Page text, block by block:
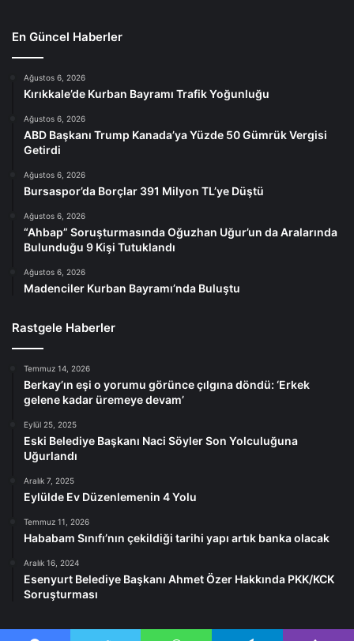
En Güncel Haberler
Ağustos 6, 2026
Kırıkkale’de Kurban Bayramı Trafik Yoğunluğu
Ağustos 6, 2026
ABD Başkanı Trump Kanada’ya Yüzde 50 Gümrük Vergisi
Getirdi
Ağustos 6, 2026
Bursaspor’da Borçlar 391 Milyon TL’ye Düştü
Ağustos 6, 2026
“Ahbap” Soruşturmasında Oğuzhan Uğur’un da Aralarında
Bulunduğu 9 Kişi Tutuklandı
Ağustos 6, 2026
Madenciler Kurban Bayramı’nda Buluştu
Rastgele Haberler
Temmuz 14, 2026
Berkay’ın eşi o yorumu görünce çılgına döndü: ‘Erkek
gelene kadar üremeye devam’
Eylül 25, 2025
Eski Belediye Başkanı Naci Söyler Son Yolculuğuna
Uğurlandı
Aralık 7, 2025
Eylülde Ev Düzenlemenin 4 Yolu
Temmuz 11, 2026
Hababam Sınıfı’nın çekildiği tarihi yapı artık banka olacak
Aralık 16, 2024
Esenyurt Belediye Başkanı Ahmet Özer Hakkında PKK/KCK
Soruşturması